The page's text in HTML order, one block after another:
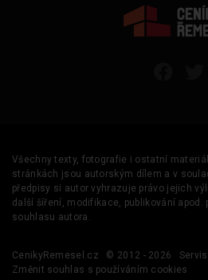
Všechny texty, fotografie i ostatní
stránkách jsou autorským dílem a v
předpisy si autor vyhrazuje právo jejich
další šíření, modifikace, publikování apod.
souhlasu autora.
CenikyRemesel.cz © 2012 - 2026
Změnit souhlas s používáním cookies